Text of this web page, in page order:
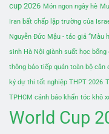
cup 2026 Món ngon ngày hè
Iran bất chấp lập trường của
Nguyễn Đức Mậu - tác giả “Màu
sinh Hà Nội giành suất học
thông báo tiếp quản toàn bộ căn
ký dự thi tốt nghiệp THPT 2026
TPHCM cảnh báo khẩn tóc khô
World Cup